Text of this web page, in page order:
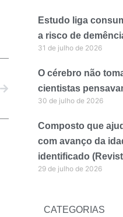
Estudo liga
a risco de
31 de julho de 2026
O cérebro não
cientistas
30 de julho de 2026
Composto que
com avanço da
identificado
29 de julho de 2026
CATEGORIAS